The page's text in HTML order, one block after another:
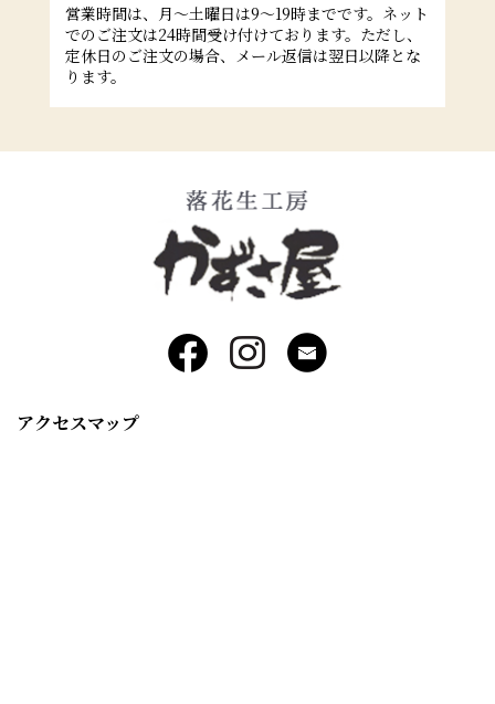
営業時間は、月～土曜日は9～19時までです。ネット
でのご注文は24時間受け付けております。ただし、
定休日のご注文の場合、メール返信は翌日以降とな
ります。
アクセスマップ